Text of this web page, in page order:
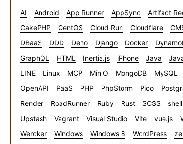
AI Android App Runner AppSync Artifact
CakePHP
CentOS Cloud Run Cloudflare
DBaaS
DDD Deno Django Docker
GraphQL
HTML Inertia.js iPhone Java
LINE
Linux MCP MinIO MongoDB MySQL
OpenAPI
PaaS PHP PhpStorm Pico
Render
RoadRunner Ruby Rust SCSS shell
Upstash
Vagrant Visual Studio Vite vue.js
Wercker
Windows Windows 8 WordPress